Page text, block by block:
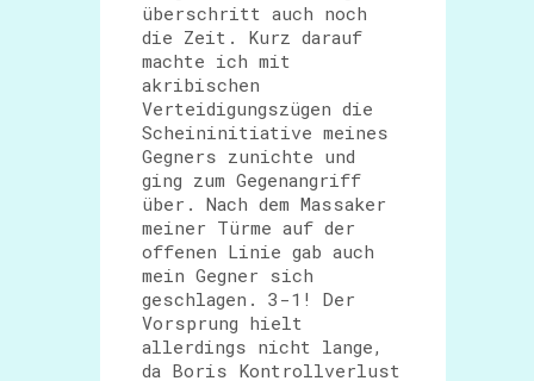
überschritt auch noch
die Zeit. Kurz darauf
machte ich mit
akribischen
Verteidigungszügen die
Scheininitiative meines
Gegners zunichte und
ging zum Gegenangriff
über. Nach dem Massaker
meiner Türme auf der
offenen Linie gab auch
mein Gegner sich
geschlagen. 3-1! Der
Vorsprung hielt
allerdings nicht lange,
da Boris Kontrollverlust